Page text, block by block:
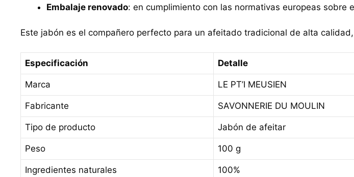
Embalaje renovado: en cumplimiento con las normativas europeas sobre
Este jabón es el compañero perfecto para un afeitado tradicional de alta
Especificación Detalle
Marca LE PT’I MEUSIEN
Fabricante SAVONNERIE DU MOULIN
Tipo de producto Jabón de afeitar
Peso 100 g
Ingredientes naturales 100%